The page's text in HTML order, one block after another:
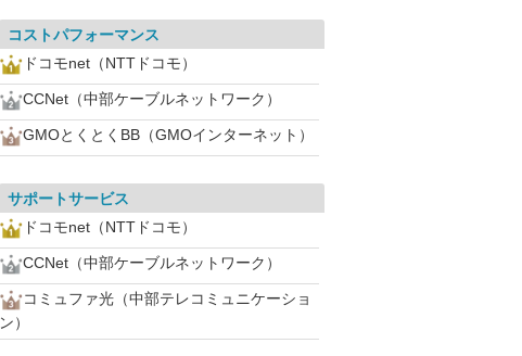
コストパフォーマンス
ドコモnet（NTTドコモ）
CCNet（中部ケーブルネットワーク）
GMOとくとくBB（GMOインターネット）
サポートサービス
ドコモnet（NTTドコモ）
CCNet（中部ケーブルネットワーク）
コミュファ光（中部テレコミュニケーショ
ン）